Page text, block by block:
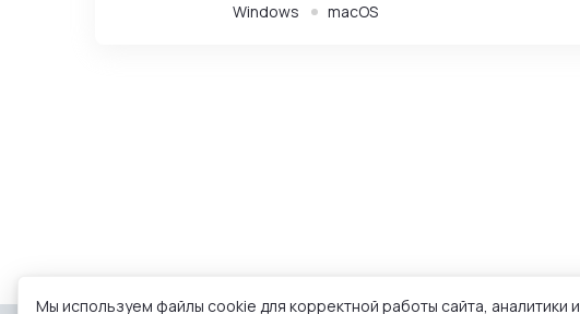
Windows macOS
Мы используем файлы cookie для корректной работы сайта, аналитики и